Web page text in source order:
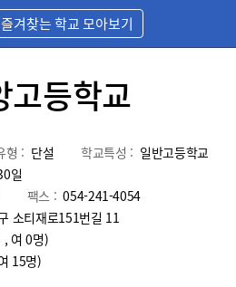
즐겨찾는 학교 모아보기
고등학교
형 : 단설 학교특성 : 일반고등학교
일
팩스 : 054-241-4054
소티재로151번길 11
여 0명)
15명)